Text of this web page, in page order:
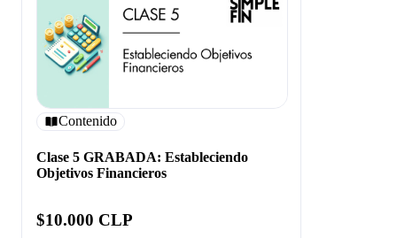
Contenido
Clase 5 GRABADA: Estableciendo
Objetivos Financieros
$10.000 CLP